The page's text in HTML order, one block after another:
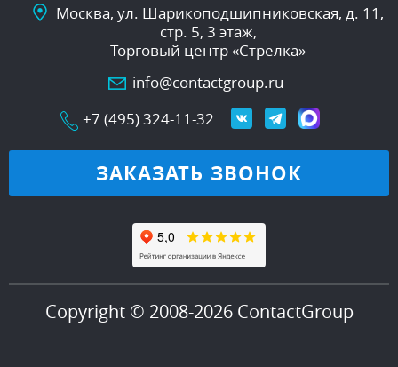
Москва, ул. Шарикоподшипниковская, д. 11,
стр. 5, 3 этаж,
Торговый центр «Стрелка»
info@contactgroup.ru
+7 (495) 324-11-32
ЗАКАЗАТЬ ЗВОНОК
Copyright © 2008-2026 ContactGroup